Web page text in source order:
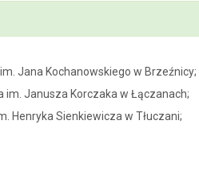
Jana Kochanowskiego w Brzeźnicy;
im. Janusza Korczaka w Łączanach;
Henryka Sienkiewicza w Tłuczani;